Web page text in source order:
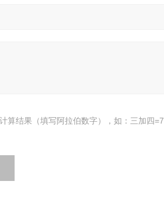
算结果（填写阿拉伯数字），如：三加四=7